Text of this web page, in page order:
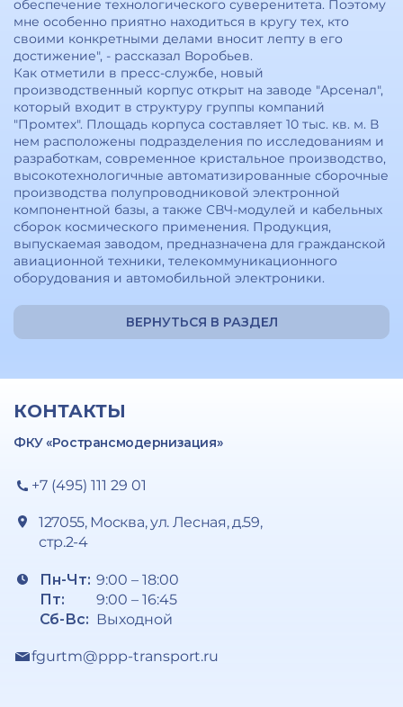
обеспечение технологического суверенитета. Поэтому
мне особенно приятно находиться в кругу тех, кто
своими конкретными делами вносит лепту в его
достижение", - рассказал Воробьев.
Как отметили в пресс-службе, новый
производственный корпус открыт на заводе "Арсенал",
который входит в структуру группы компаний
"Промтех". Площадь корпуса составляет 10 тыс. кв. м. В
нем расположены подразделения по исследованиям и
разработкам, современное кристальное производство,
высокотехнологичные автоматизированные сборочные
производства полупроводниковой электронной
компонентной базы, а также СВЧ-модулей и кабельных
сборок космического применения. Продукция,
выпускаемая заводом, предназначена для гражданской
авиационной техники, телекоммуникационного
оборудования и автомобильной электроники.
ВЕРНУТЬСЯ В РАЗДЕЛ
КОНТАКТЫ
ФКУ «Ространсмодернизация»
+7 (495) 111 29 01
127055, Москва, ул. Лесная, д.59,
стр.2-4
Пн-Чт:
Пт:
Сб-Вс:
9:00 – 18:00
9:00 – 16:45
Выходной
fgurtm@ppp-transport.ru